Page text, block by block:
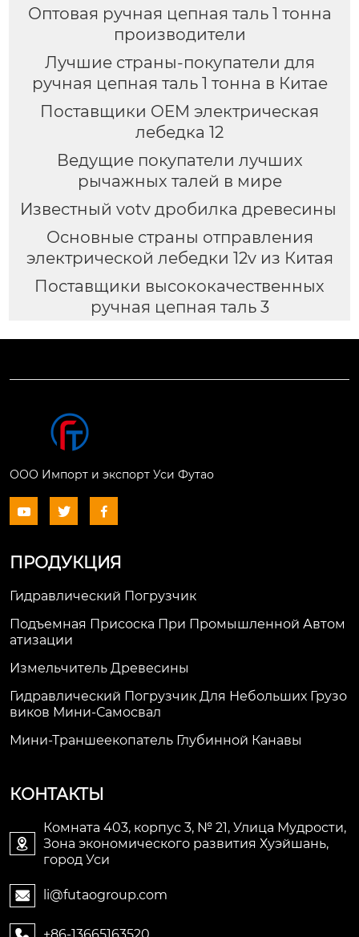
Оптовая ручная цепная таль 1 тонна
производители
Лучшие страны-покупатели для
ручная цепная таль 1 тонна в Китае
Поставщики OEM электрическая
лебедка 12
Ведущие покупатели лучших
рычажных талей в мире
Известный votv дробилка древесины
Основные страны отправления
электрической лебедки 12v из Китая
Поставщики высококачественных
ручная цепная таль 3
ООО Импорт и экспорт Уси Футао
  
ПРОДУКЦИЯ
Гидравлический Погрузчик
Подъемная Присоска При Промышленной Автом
Атизации
Измельчитель Древесины
Гидравлический Погрузчик Для Небольших Грузо
Виков Мини-Самосвал
Мини-Траншеекопатель Глубинной Канавы
КОНТАКТЫ

Комната 403, корпус 3, № 21, Улица Мудрости,
Зона экономического развития Хуэйшань,
город Уси
 li@futaogroup.com